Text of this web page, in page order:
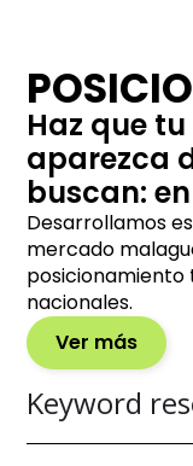
Keyword
Haz que
aparezca
buscan:
Desarrollamos
mercado
posicionamiento
nacionales.
Ver más